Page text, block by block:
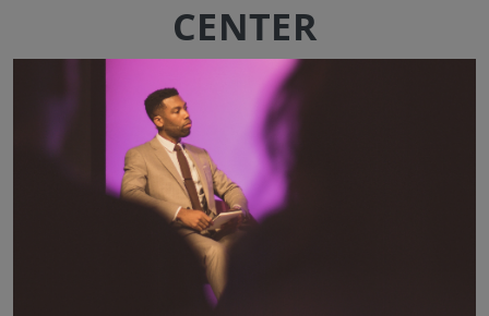
CENTER